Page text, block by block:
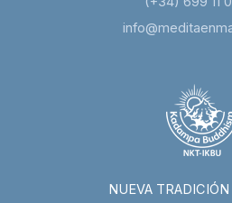
NUEVA